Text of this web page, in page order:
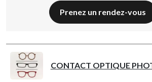
Prenez un rendez-vous
CONTACT OPTIQUE